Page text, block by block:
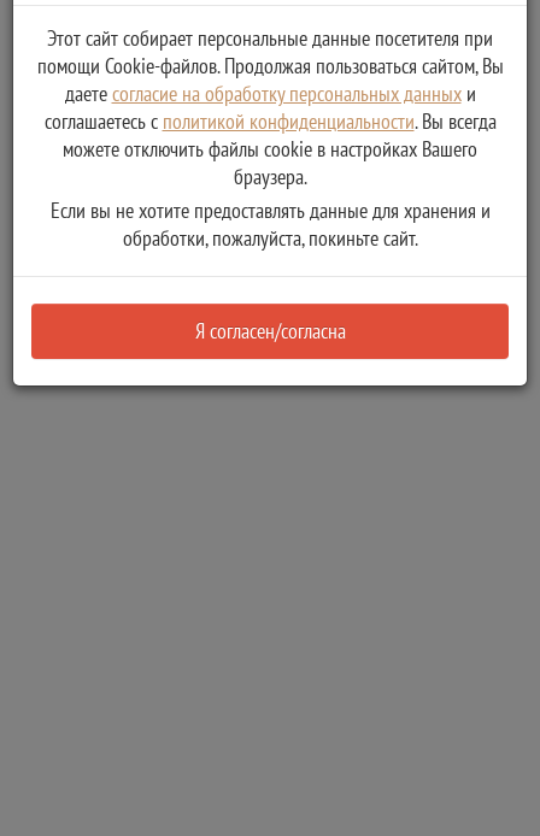
Этот сайт собирает персональные данные посетителя при
помощи Cookie-файлов. Продолжая пользоваться сайтом, Вы
даетесогласие на обработку персональных данныхи
соглашаетесь с политикой конфиденциальности. Вы всегда
можете отключить файлы cookie в настройках Вашего
браузера.
Если вы не хотите предоставлять данные для хранения и
обработки, пожалуйста, покиньте сайт.
Я согласен/согласна